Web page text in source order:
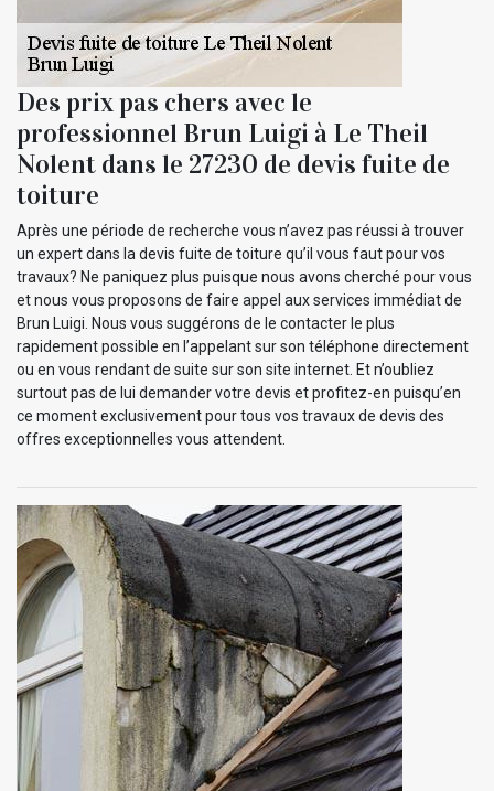
Des prix pas chers avec le
professionnel Brun Luigi à Le Theil
Nolent dans le 27230 de devis fuite de
toiture
Après une période de recherche vous n’avez pas réussi à trouver
un expert dans la devis fuite de toiture qu’il vous faut pour vos
travaux? Ne paniquez plus puisque nous avons cherché pour vous
et nous vous proposons de faire appel aux services immédiat de
Brun Luigi. Nous vous suggérons de le contacter le plus
rapidement possible en l’appelant sur son téléphone directement
ou en vous rendant de suite sur son site internet. Et n’oubliez
surtout pas de lui demander votre devis et profitez-en puisqu’en
ce moment exclusivement pour tous vos travaux de devis des
offres exceptionnelles vous attendent.